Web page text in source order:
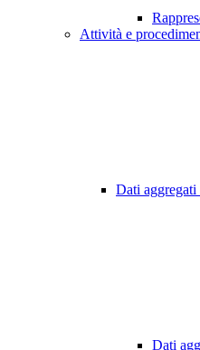
Attività e
Dati
Dati